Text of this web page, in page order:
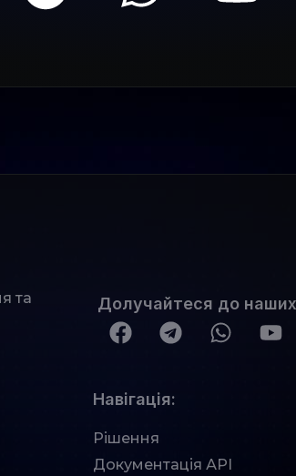
та
Долучайтеся до
Рішення
Документація АРІ
Навігація: